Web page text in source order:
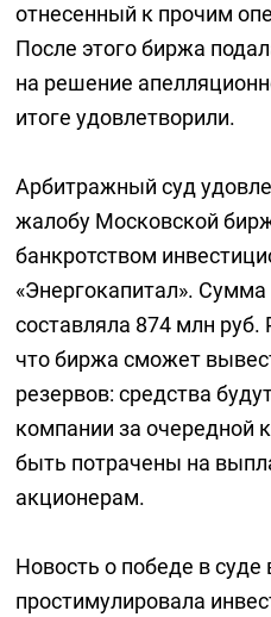
отнесенный к прочим
После этого биржа
на решение
итоге удовлетворили.
Арбитражный суд
жалобу Московской
банкротством
«Энергокапитал».
составляла 874 млн
что биржа сможет
резервов: средства
компании за очередной
быть потрачены на
акционерам.
Новость о победе в
простимулировала